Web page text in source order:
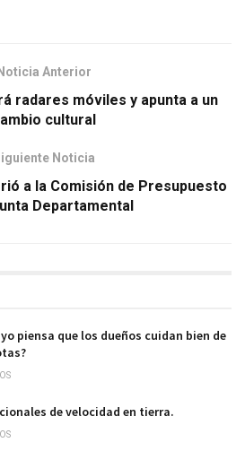
Noticia Anterior
radares móviles y apunta a un
cultural
Noticia
a la Comisión de Presupuesto
Departamental
piensa que los dueños cuidan bien de
de velocidad en tierra.